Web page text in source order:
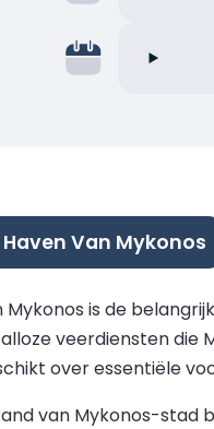
Haven Van Mykonos
Mykonos is de
veerdiensten die
over essentiële
van Mykonos-stad